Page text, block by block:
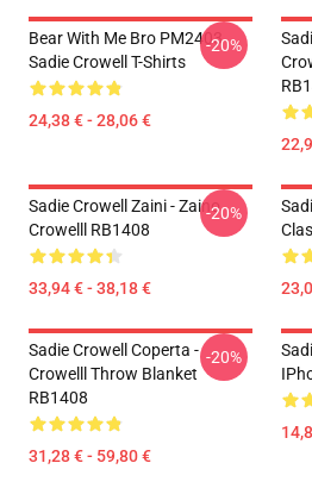
Bear With Me Bro PM2403
Sadie Crowell T-Shirts
24,38 € - 28,06 €
-20%
Sadie Crowell Zaini - Zaino
Crowelll RB1408
33,94 € - 38,18 €
-20%
Sadie Crowell Coperta -
Crowelll Throw Blanket
RB1408
31,28 € - 59,80 €
-20%